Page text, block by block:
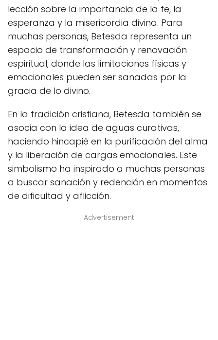
lección sobre la importancia de la fe, la
esperanza y la misericordia divina. Para
muchas personas, Betesda representa un
espacio de transformación y renovación
espiritual, donde las limitaciones físicas y
emocionales pueden ser sanadas por la
gracia de lo divino.
En la tradición cristiana, Betesda también se
asocia con la idea de aguas curativas,
haciendo hincapié en la purificación del alma
y la liberación de cargas emocionales. Este
simbolismo ha inspirado a muchas personas
a buscar sanación y redención en momentos
de dificultad y aflicción.
Advertisement